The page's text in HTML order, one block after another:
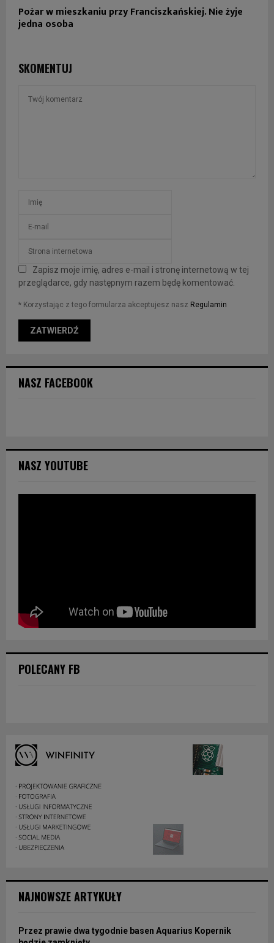
Pożar w mieszkaniu przy Franciszkańskiej. Nie żyje
jedna osoba
SKOMENTUJ
Zapisz moje imię, adres e-mail i stronę internetową w tej
przeglądarce, gdy następnym razem będę komentować.
* Korzystając z tego formularza akceptujesz nasz Regulamin
NASZ FACEBOOK
NASZ YOUTUBE
POLECANY FB
NAJNOWSZE ARTYKUŁY
Przez prawie dwa tygodnie basen Aquarius Kopernik